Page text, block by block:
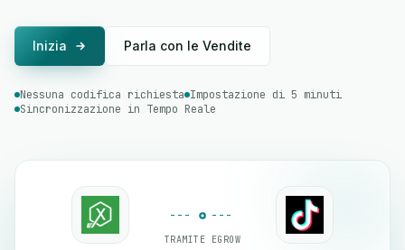
Inizia Parla con le Vendite
Nessuna codifica richiesta Impostazione di 5 minuti
Sincronizzazione in Tempo Reale
TRAMITE EGROW